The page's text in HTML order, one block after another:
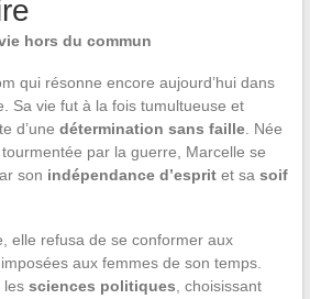
hors du commun
qui résonne encore aujourd’hui dans
Sa vie fut à la fois tumultueuse et
d’une détermination sans faille. Née
par la guerre, Marcelle se
son indépendance d’espritet sa soif
elle refusa de se conformer aux
aux femmes de son temps.
les sciences politiques , choisissant